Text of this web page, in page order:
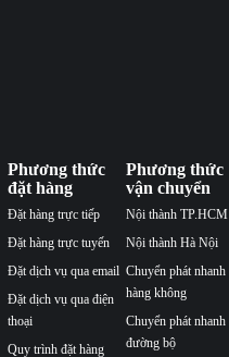
Phương thức
đặt hàng
Đặt hàng trực tiếp
Đặt hàng trực tuyến
Đặt dịch vụ qua email
Đặt dịch vụ qua điện
thoại
Quy trình đặt hàng
Phương thức
vận chuyển
Nội thành TP.HCM
Nội thành Hà Nội
Chuyển phát nhanh
hàng không
Chuyển phát nhanh
đường bộ